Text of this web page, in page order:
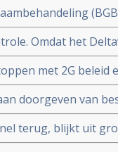
en
Omdat het
wordt
met 2G beleid
doorgeven van
besmettingen en
onderzoek in
terug, blijkt uit